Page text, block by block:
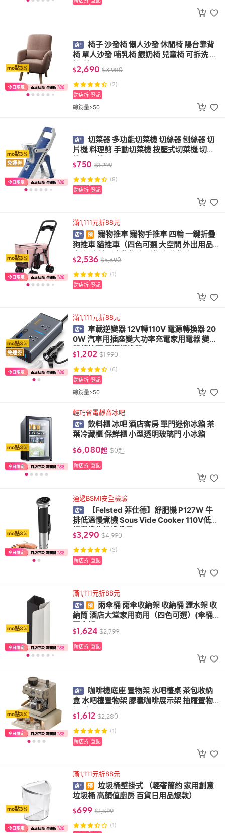
mo點3%
椅子 沙發椅 懶人沙發 休閒椅 陽台靠背
椅 單人沙發 哺乳椅 餵奶椅 兒童椅 可拆洗 躺
椅(椅子)
$2,690 $3,980
(2)
總銷量>50
跨店折 登記
mo點3%
免運券
切菜器 多功能切菜機 切絲器 刨絲器 切
片機 料理剪 手動切菜機 按壓式切菜機 切肉
機 切丁機
$750 $1,299
(9)
跨店折 登記
mo點3%
滿1,111元折88元
寵物推車 寵物手推車 四輪 一鍵折疊
狗推車 貓推車（四色可選 大空間 外出用品
中小型犬）(寵物推車 手推車 狗推車)
$2,536 $3,690
(1)
跨店折 登記
mo點3%
免運券
滿1,111元折88元
車載逆變器 12V轉110V 電源轉換器 20
0W 汽車用插座變大功率充電家用電器 變壓
器轉接頭 電瓶轉換器
$1,202 $1,990
(6)
總銷量>50
跨店折 登記
mo點3%
輕巧省電靜音冰吧
飲料櫃 冰吧 酒店客房 單門迷你冰箱 茶
葉冷藏櫃 保鮮櫃 小型透明玻璃門 小冰箱
$6,080起 $0起
跨店折 登記
mo點3%
通過BSMI安全檢驗
【Felsted 菲仕德】舒肥機 P127W 牛
排低溫慢煮機 Sous Vide Cooker 110V低溫
慢煮機牛扒機分子
$3,290 $4,990
(3)
跨店折 登記
mo點3%
滿1,111元折88元
雨傘桶 雨傘收納架 收納桶 瀝水架 收
納筒 酒店大堂家用商用（四色可選）(傘桶
雨傘架)
$1,624 $2,799
跨店折 登記
mo點3%
咖啡機底座 置物架 水吧檯桌 茶包收納
盒 水吧檯置物架 膠囊咖啡展示架 抽屜置物
架（兩色可選）
$1,612 $2,280
(1)
跨店折 登記
mo點3%
滿1,111元折88元
垃圾桶壁掛式 （輕奢簡約 家用創意
垃圾桶 高顏值廚房 百貨日用品爆款）
$699 $1,899
(1)